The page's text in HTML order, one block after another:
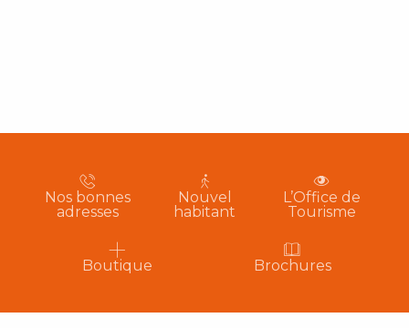
Nos bonnes
adresses
Nouvel
habitant
L’Office de
Tourisme
Boutique Brochures